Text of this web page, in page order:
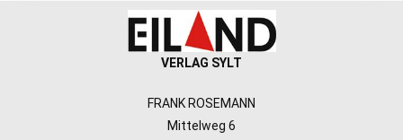
VERLAG SYLT
FRANK ROSEMANN
Mittelweg 6